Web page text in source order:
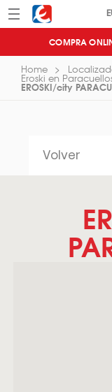
Menú Eroski
COMPRA
Home
Eroski en
EROSKI/city
Volver